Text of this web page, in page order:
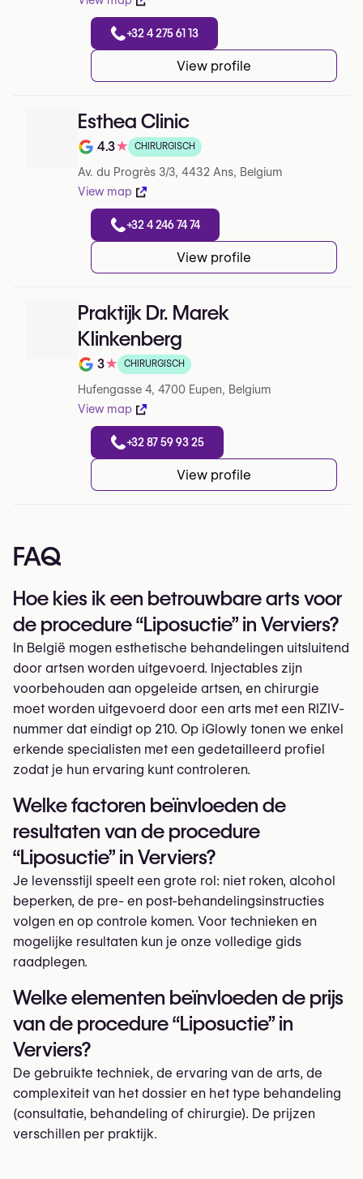
+32 4 275 61 13
View profile
Esthea Clinic
Note de 4.3 sur 5 sur Google
4.3★ CHIRURGISCH
Av. du Progrès 3/3, 4432 Ans, Belgium
View map
+32 4 246 74 74
View profile
Praktijk Dr. Marek
Klinkenberg
Note de 3 sur 5 sur Google
3★ CHIRURGISCH
Hufengasse 4, 4700 Eupen, Belgium
View map
+32 87 59 93 25
View profile
FAQ
Hoe kies ik een betrouwbare arts voor
de procedure “Liposuctie” in Verviers?
In België mogen esthetische behandelingen uitsluitend
door artsen worden uitgevoerd. Injectables zijn
voorbehouden aan opgeleide artsen, en chirurgie
moet worden uitgevoerd door een arts met een RIZIV-
nummer dat eindigt op 210. Op iGlowly tonen we enkel
erkende specialisten met een gedetailleerd profiel
zodat je hun ervaring kunt controleren.
Welke factoren beïnvloeden de
resultaten van de procedure
“Liposuctie” in Verviers?
Je levensstijl speelt een grote rol: niet roken, alcohol
beperken, de pre- en post-behandelingsinstructies
volgen en op controle komen. Voor technieken en
mogelijke resultaten kun je onze volledige gids
raadplegen.
Welke elementen beïnvloeden de prijs
van de procedure “Liposuctie” in
Verviers?
De gebruikte techniek, de ervaring van de arts, de
complexiteit van het dossier en het type behandeling
(consultatie, behandeling of chirurgie). De prijzen
verschillen per praktijk.